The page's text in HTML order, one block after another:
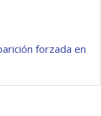
forzada en